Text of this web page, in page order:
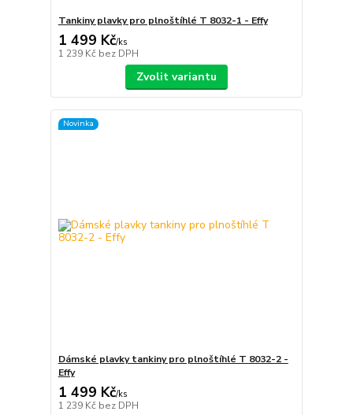
Tankiny plavky pro plnoštíhlé T 8032-1 - Effy
1 499 Kč/ks
1 239 Kč bez DPH
Zvolit variantu
Novinka
Dámské plavky tankiny pro plnoštíhlé T 8032-2 -
Effy
1 499 Kč/ks
1 239 Kč bez DPH